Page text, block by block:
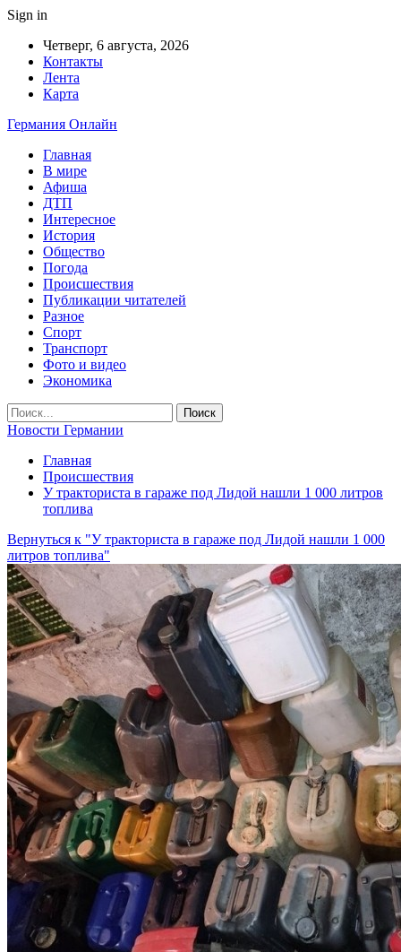
Sign in
Четверг, 6 августа, 2026
Контакты
Лента
Карта
Германия Онлайн
Главная
В мире
Афиша
ДТП
Интересное
История
Общество
Погода
Происшествия
Публикации читателей
Разное
Спорт
Транспорт
Фото и видео
Экономика
Новости Германии
Главная
Происшествия
У тракториста в гараже под Лидой нашли 1 000 литров
топлива
Вернуться к "У тракториста в гараже под Лидой нашли 1 000
литров топлива"